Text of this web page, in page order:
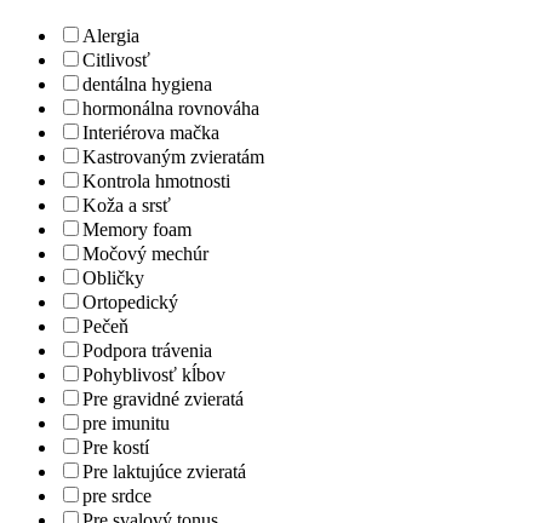
Alergia
Citlivosť
dentálna hygiena
hormonálna rovnováha
Interiérova mačka
Kastrovaným zvieratám
Kontrola hmotnosti
Koža a srsť
Memory foam
Močový mechúr
Obličky
Ortopedický
Pečeň
Podpora trávenia
Pohyblivosť kĺbov
Pre gravidné zvieratá
pre imunitu
Pre kostí
Pre laktujúce zvieratá
pre srdce